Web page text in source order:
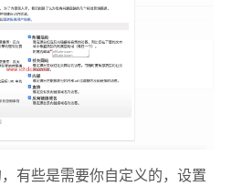
有些是需要你自定义的，设置